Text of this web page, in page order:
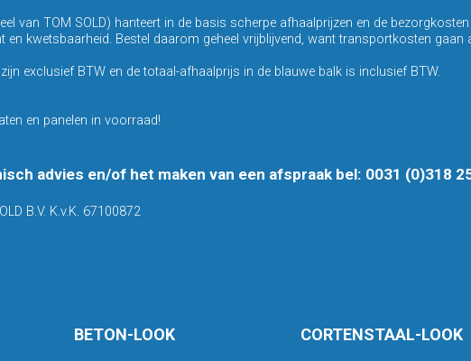
van TOM SOLD) hanteert in de basis scherpe afhaalprijzen en de
en kwetsbaarheid. Bestel daarom geheel vrijblijvend, want transportkosten gaan
exclusief BTW en de totaal-afhaalprijs in de blauwe balk is inclusief BTW.
en panelen in voorraad!
advies en/of het maken van een afspraak bel: 0031 (0)318
B.V. K.v.K. 67100872
BETON-LOOK CORTENSTAAL-LOOK